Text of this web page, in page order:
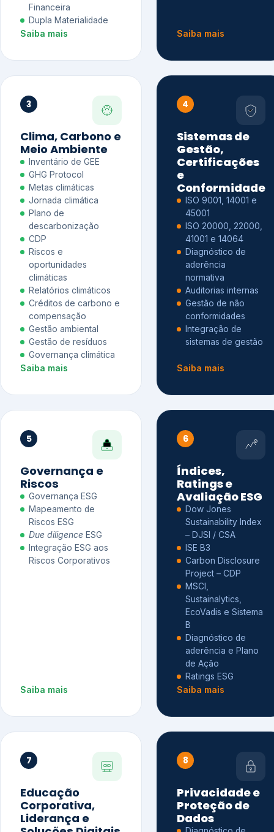
Financeira
Dupla Materialidade
Saiba mais
Saiba mais
3
Clima, Carbono e
Meio Ambiente
Inventário de GEE
GHG Protocol
Metas climáticas
Jornada climática
Plano de
descarbonização
CDP
Riscos e
oportunidades
climáticas
Relatórios climáticos
Créditos de carbono e
compensação
Gestão ambiental
Gestão de resíduos
Governança climática
Saiba mais
4
Sistemas de
Gestão,
Certificações
e
Conformidade
ISO 9001, 14001 e
45001
ISO 20000, 22000,
41001 e 14064
Diagnóstico de
aderência
normativa
Auditorias internas
Gestão de não
conformidades
Integração de
sistemas de gestão
Saiba mais
5
Governança e
Riscos
Governança ESG
Mapeamento de
Riscos ESG
Due diligence ESG
Integração ESG aos
Riscos Corporativos
Saiba mais
6
Índices,
Ratings e
Avaliação ESG
Dow Jones
Sustainability Index
– DJSI / CSA
ISE B3
Carbon Disclosure
Project – CDP
MSCI,
Sustainalytics,
EcoVadis e Sistema
B
Diagnóstico de
aderência e Plano
de Ação
Ratings ESG
Saiba mais
7
Educação
Corporativa,
Liderança e
8
Privacidade e
Proteção de
Dados